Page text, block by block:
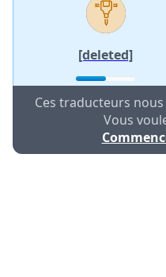
[deleted]
Ces traducteurs
Vous